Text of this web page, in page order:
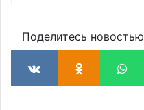
Поделитесь новостью